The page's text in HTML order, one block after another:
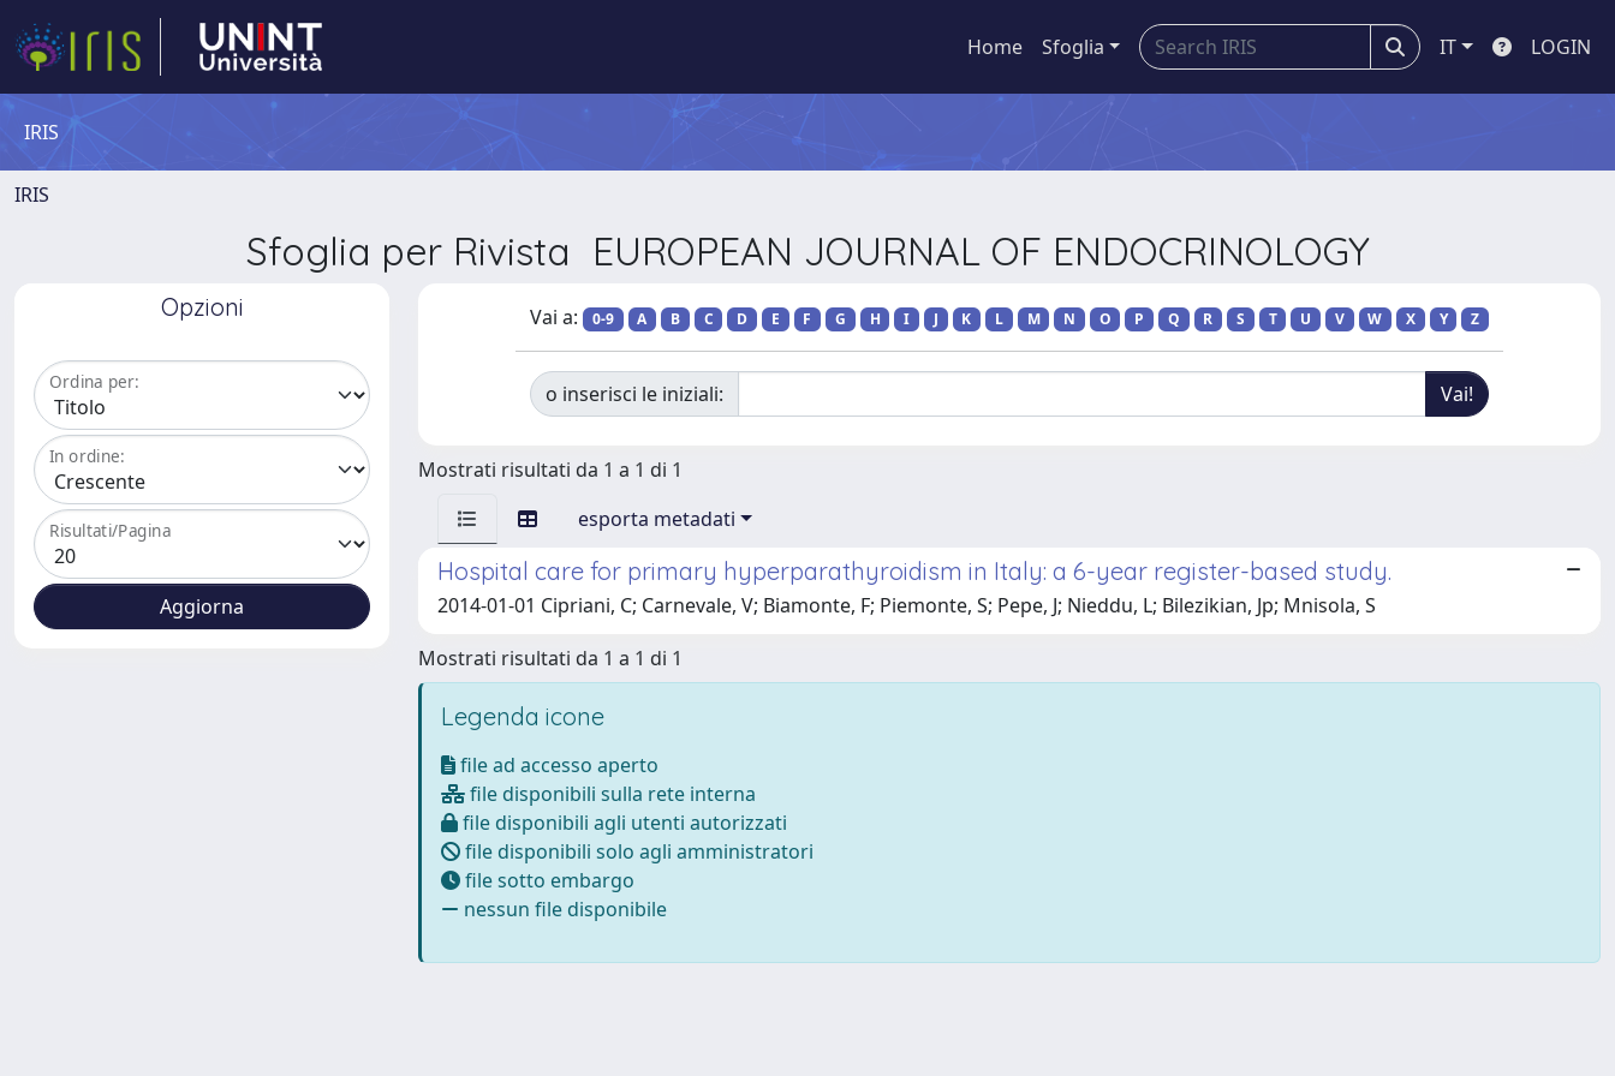
Home Sfoglia IT LOGIN
IRIS
IRIS
Sfoglia per Rivista EUROPEAN JOURNAL OF ENDOCRINOLOGY
Opzioni
Ordina per:
In ordine:
Risultati/Pagina
Vai a: 0-9 A B C D E F G H I J K L M N O P Q R S T U V W X Y Z
o inserisci le iniziali:
Mostrati risultati da 1 a 1 di 1
esporta metadati
Hospital care for primary hyperparathyroidism in Italy: a 6-year register-based study.
2014-01-01 Cipriani, C; Carnevale, V; Biamonte, F; Piemonte, S; Pepe, J; Nieddu, L; Bilezikian, Jp; Mnisola, S
Mostrati risultati da 1 a 1 di 1
Legenda icone
file ad accesso aperto
file disponibili sulla rete interna
file disponibili agli utenti autorizzati
file disponibili solo agli amministratori
file sotto embargo
nessun file disponibile